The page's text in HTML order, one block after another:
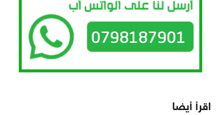
اقرأ أيضا